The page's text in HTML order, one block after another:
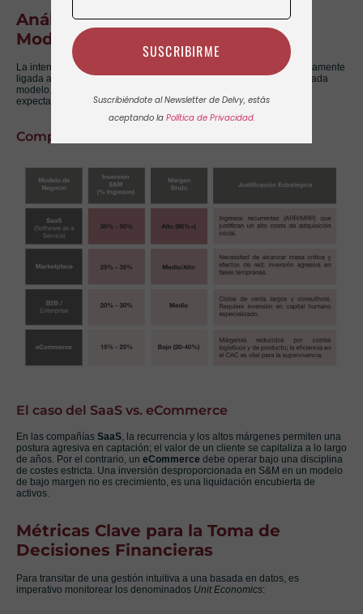
Análisis de Inversión en S&M por
Modelo de Negocio
La intensidad de la inversión en S&M no es uniforme; está intrínsecamente
ligada a la estructura de costes y la naturaleza de los ingresos de cada
modelo. Comprender estas disparidades es crítico para establecer
expectativas de crecimiento realistas y presupuestos sostenibles.
Comparativa de Benchmarks Sectoriales
El caso del SaaS vs. eCommerce
En las compañías SaaS, la recurrencia y los altos márgenes permiten una
postura agresiva en captación; el valor de un cliente se capitaliza a lo largo
de años. Por el contrario, un eCommerce debe operar bajo una disciplina
de costes estricta. Una inversión desproporcionada en S&M en un modelo
de bajo margen no es crecimiento, es una liquidación encubierta de
activos.
Métricas Clave para la Toma de
Decisiones Financieras
Para transitar de una gestión intuitiva a una basada en datos, es
imperativo monitorear los denominados Unit Economics:
SUSCRIBIRME
Suscribiéndote al Newsletter de Delvy, estás
aceptando la Política de Privacidad.